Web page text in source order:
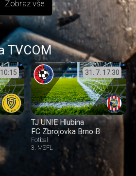
Zobraz vše
TVCOM
10:15 31. 7. 17:30
TJ UNIE Hlubina
FC Zbrojovka Brno B
Fotbal
3. MSFL